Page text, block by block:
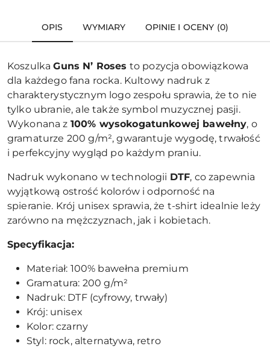
OPIS WYMIARY OPINIE I OCENY (0)
KoszulkaGuns N’ Roses to pozycja obowiązkowa
dla każdego fana rocka. Kultowy nadruk z
charakterystycznym logo zespołu sprawia, że to nie
tylko ubranie, ale także symbol muzycznej pasji.
Wykonana z 100% wysokogatunkowej bawełny, o
gramaturze 200 g/m², gwarantuje wygodę, trwałość
i perfekcyjny wygląd po każdym praniu.
Nadruk wykonano w technologii DTF, co zapewnia
wyjątkową ostrość kolorów i odporność na
spieranie. Krój unisex sprawia, że t-shirt idealnie leży
zarówno na mężczyznach, jak i kobietach.
Specyfikacja:
Materiał: 100% bawełna premium
Gramatura: 200 g/m²
Nadruk: DTF (cyfrowy, trwały)
Krój: unisex
Kolor: czarny
Styl: rock, alternatywa, retro